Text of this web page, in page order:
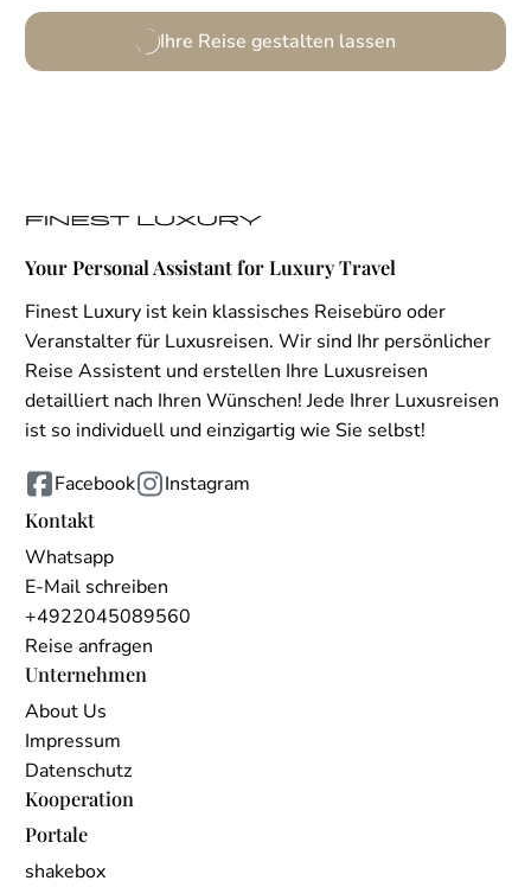
Ihre Reise gestalten lassen
Your Personal Assistant for Luxury Travel
Finest Luxury ist kein klassisches Reisebüro oder
Veranstalter für Luxusreisen. Wir sind Ihr persönlicher
Reise Assistent und erstellen Ihre Luxusreisen
detailliert nach Ihren Wünschen! Jede Ihrer Luxusreisen
ist so individuell und einzigartig wie Sie selbst!
Facebook
Instagram
Kontakt
Whatsapp
E-Mail schreiben
+4922045089560
Reise anfragen
Unternehmen
About Us
Impressum
Datenschutz
Kooperation
Portale
shakebox